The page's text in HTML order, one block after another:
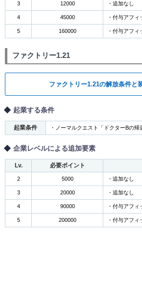
3 12000 ・追加なし
4 45000 ・付与アフィ
5 160000 ・付与アフィ
ファクトリー1.21
ファクトリー1.21の解放条件と
起業する条件
起業条件 ・ノーマルクエスト「ドクターBの帰
企業レベルによる追加要素
Lv. 必要ポイント
2 5000 ・追加なし
3 20000 ・追加なし
4 90000 ・付与アフィ
5 200000 ・付与アフィ